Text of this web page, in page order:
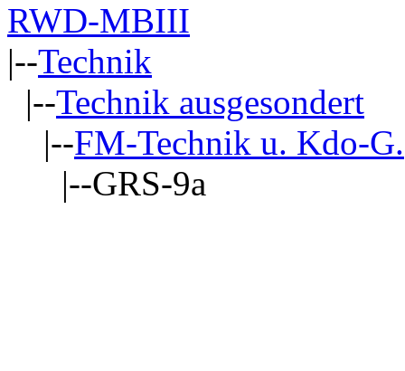
RWD-MBIII
|--Technik
|--Technik ausgesondert
|--FM-Technik u. Kdo-G.
|--GRS-9a